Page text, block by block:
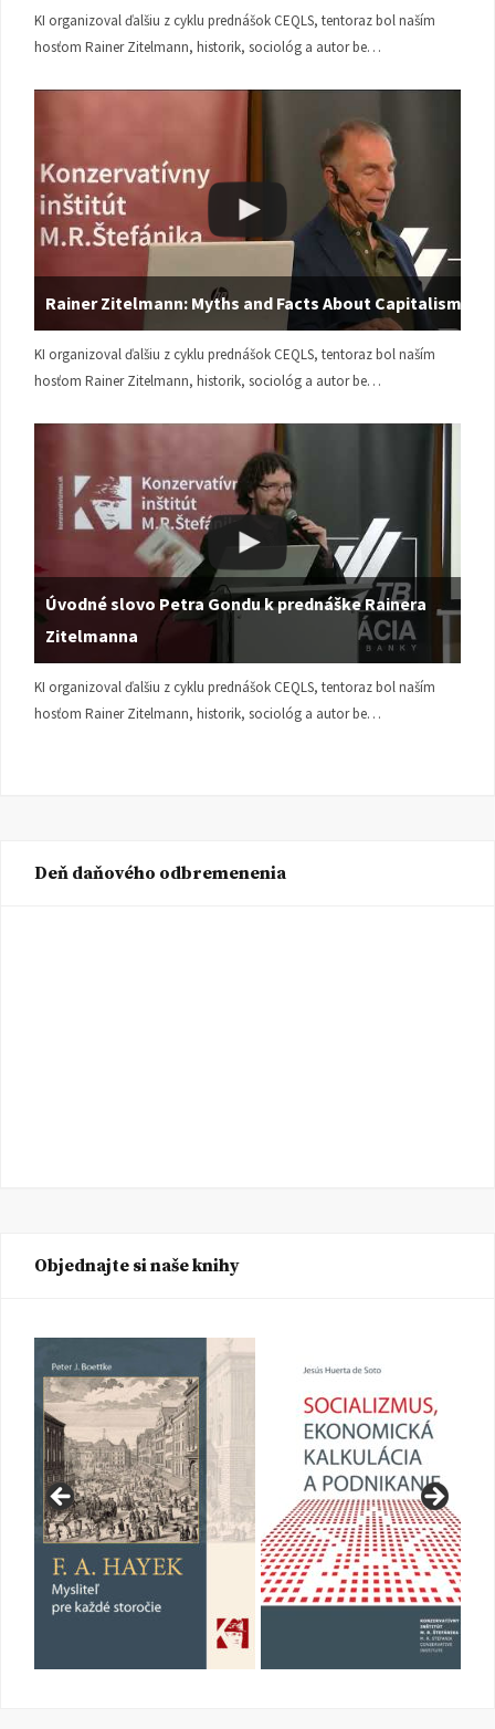
KI organizoval ďalšiu z cyklu prednášok CEQLS, tentoraz bol naším
hosťom Rainer Zitelmann, historik, sociológ a autor be…
Rainer Zitelmann: Myths and Facts About Capitalism
KI organizoval ďalšiu z cyklu prednášok CEQLS, tentoraz bol naším
hosťom Rainer Zitelmann, historik, sociológ a autor be…
Úvodné slovo Petra Gondu k prednáške Rainera
Zitelmanna
KI organizoval ďalšiu z cyklu prednášok CEQLS, tentoraz bol naším
hosťom Rainer Zitelmann, historik, sociológ a autor be…
Deň daňového odbremenenia
Objednajte si naše knihy